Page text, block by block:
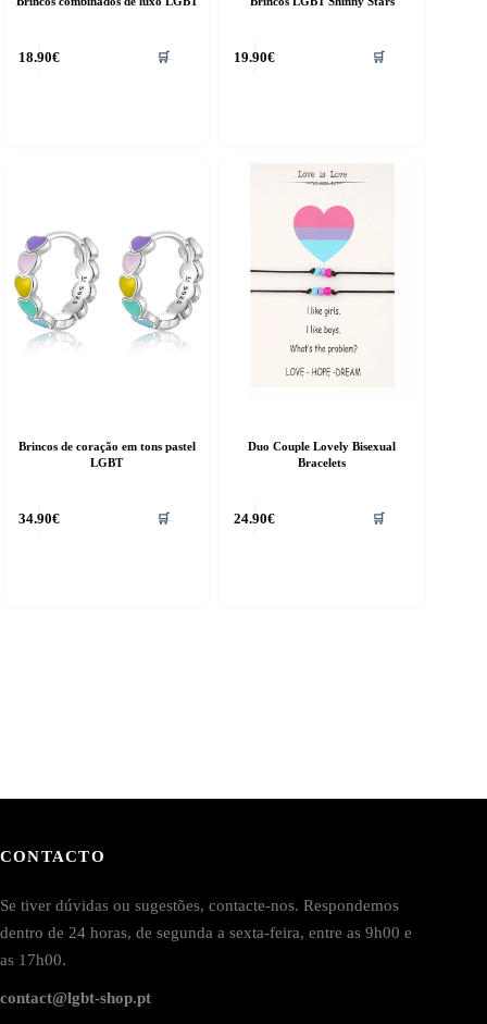
18.90€ 🛒 19.90€ 🛒
Brincos de coração em tons pastel
LGBT
34.90€ 🛒
Duo Couple Lovely Bisexual
Bracelets
24.90€ 🛒
CONTACTO
Se tiver dúvidas ou sugestões, contacte-nos. Respondemos
dentro de 24 horas, de segunda a sexta-feira, entre as 9h00 e
as 17h00.
contact@lgbt-shop.pt